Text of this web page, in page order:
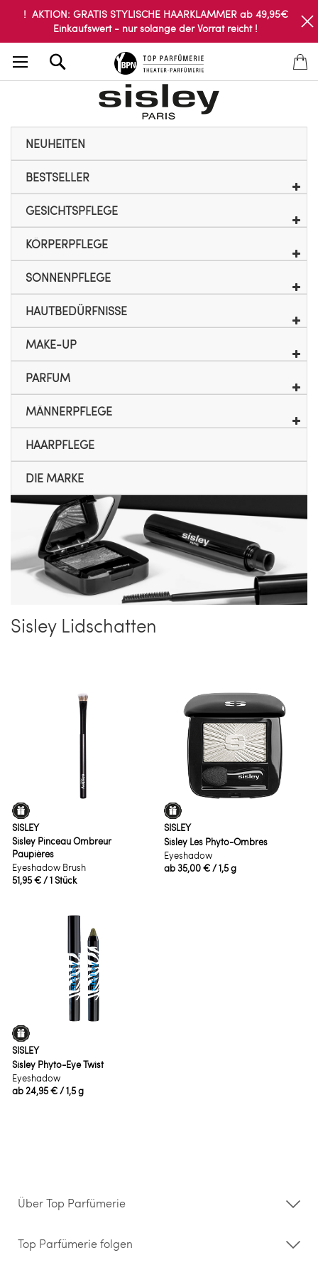
! AKTION: GRATIS STYLISCHE HAARKLAMMER ab 49,95€
Einkaufswert - nur solange der Vorrat reicht !
NEUHEITEN
BESTSELLER
GESICHTSPFLEGE
KÖRPERPFLEGE
SONNENPFLEGE
HAUTBEDÜRFNISSE
MAKE-UP
PARFUM
MÄNNERPFLEGE
HAARPFLEGE
DIE MARKE
Sisley Lidschatten
SISLEY
Sisley Pinceau Ombreur
Paupières
Eyeshadow Brush
51,95 €/ 1 Stück
SISLEY
Sisley Les Phyto-Ombres
Eyeshadow
ab35,00 €/ 1,5 g
SISLEY
Sisley Phyto-Eye Twist
Eyeshadow
ab24,95 €/ 1,5 g
Über Top Parfümerie
Storefinder
Kontakt
Top Parfümerie folgen